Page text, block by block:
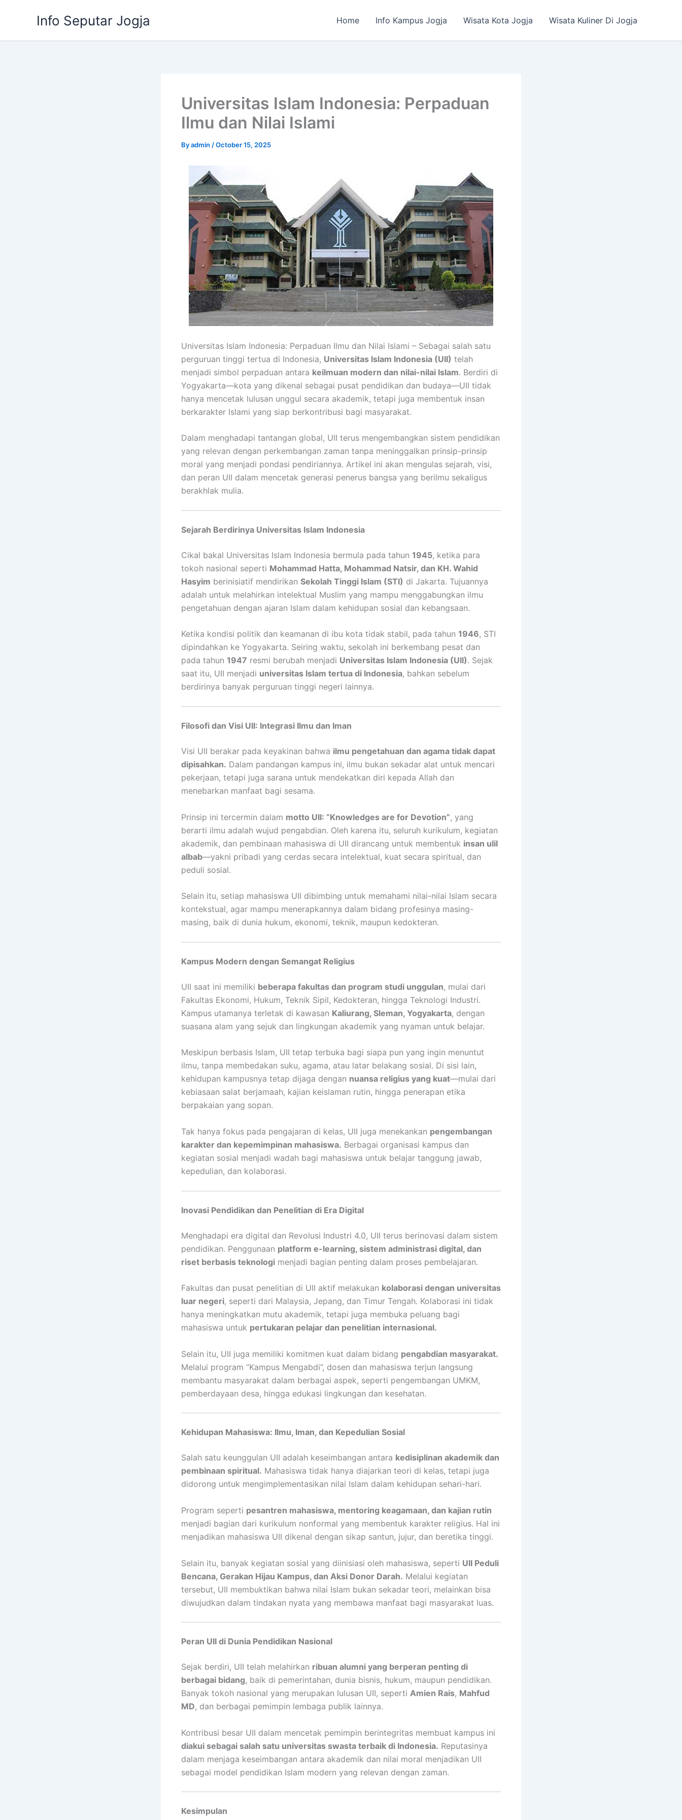
Info Seputar Jogja Home Info Kampus Jogja Wisata Kota Jogja Wisata Kuliner Di Jogja
Universitas Islam Indonesia: Perpaduan
Ilmu dan Nilai Islami
Byadmin /October 15, 2025
Universitas Islam Indonesia: Perpaduan Ilmu dan Nilai Islami – Sebagai salah satu
perguruan tinggi tertua di Indonesia, Universitas Islam Indonesia (UII) telah
menjadi simbol perpaduan antara keilmuan modern dan nilai-nilai Islam. Berdiri di
Yogyakarta—kota yang dikenal sebagai pusat pendidikan dan budaya—UII tidak
hanya mencetak lulusan unggul secara akademik, tetapi juga membentuk insan
berkarakter Islami yang siap berkontribusi bagi masyarakat.
Dalam menghadapi tantangan global, UII terus mengembangkan sistem pendidikan
yang relevan dengan perkembangan zaman tanpa meninggalkan prinsip-prinsip
moral yang menjadi pondasi pendiriannya. Artikel ini akan mengulas sejarah, visi,
dan peran UII dalam mencetak generasi penerus bangsa yang berilmu sekaligus
berakhlak mulia.
Sejarah Berdirinya Universitas Islam Indonesia
Cikal bakal Universitas Islam Indonesia bermula pada tahun 1945, ketika para
tokoh nasional seperti Mohammad Hatta, Mohammad Natsir, dan KH. Wahid
Hasyim berinisiatif mendirikan Sekolah Tinggi Islam (STI) di Jakarta. Tujuannya
adalah untuk melahirkan intelektual Muslim yang mampu menggabungkan ilmu
pengetahuan dengan ajaran Islam dalam kehidupan sosial dan kebangsaan.
Ketika kondisi politik dan keamanan di ibu kota tidak stabil, pada tahun 1946, STI
dipindahkan ke Yogyakarta. Seiring waktu, sekolah ini berkembang pesat dan
pada tahun 1947 resmi berubah menjadi Universitas Islam Indonesia (UII). Sejak
saat itu, UII menjadi universitas Islam tertua di Indonesia, bahkan sebelum
berdirinya banyak perguruan tinggi negeri lainnya.
Filosofi dan Visi UII: Integrasi Ilmu dan Iman
Visi UII berakar pada keyakinan bahwa ilmu pengetahuan dan agama tidak dapat
dipisahkan. Dalam pandangan kampus ini, ilmu bukan sekadar alat untuk mencari
pekerjaan, tetapi juga sarana untuk mendekatkan diri kepada Allah dan
menebarkan manfaat bagi sesama.
Prinsip ini tercermin dalam motto UII: “Knowledges are for Devotion”, yang
berarti ilmu adalah wujud pengabdian. Oleh karena itu, seluruh kurikulum, kegiatan
akademik, dan pembinaan mahasiswa di UII dirancang untuk membentuk insan ulil
albab—yakni pribadi yang cerdas secara intelektual, kuat secara spiritual, dan
peduli sosial.
Selain itu, setiap mahasiswa UII dibimbing untuk memahami nilai-nilai Islam secara
kontekstual, agar mampu menerapkannya dalam bidang profesinya masing-
masing, baik di dunia hukum, ekonomi, teknik, maupun kedokteran.
Kampus Modern dengan Semangat Religius
UII saat ini memiliki beberapa fakultas dan program studi unggulan, mulai dari
Fakultas Ekonomi, Hukum, Teknik Sipil, Kedokteran, hingga Teknologi Industri.
Kampus utamanya terletak di kawasan Kaliurang, Sleman, Yogyakarta, dengan
suasana alam yang sejuk dan lingkungan akademik yang nyaman untuk belajar.
Meskipun berbasis Islam, UII tetap terbuka bagi siapa pun yang ingin menuntut
ilmu, tanpa membedakan suku, agama, atau latar belakang sosial. Di sisi lain,
kehidupan kampusnya tetap dijaga dengan nuansa religius yang kuat—mulai dari
kebiasaan salat berjamaah, kajian keislaman rutin, hingga penerapan etika
berpakaian yang sopan.
Tak hanya fokus pada pengajaran di kelas, UII juga menekankan pengembangan
karakter dan kepemimpinan mahasiswa. Berbagai organisasi kampus dan
kegiatan sosial menjadi wadah bagi mahasiswa untuk belajar tanggung jawab,
kepedulian, dan kolaborasi.
Inovasi Pendidikan dan Penelitian di Era Digital
Menghadapi era digital dan Revolusi Industri 4.0, UII terus berinovasi dalam sistem
pendidikan. Penggunaan platform e-learning, sistem administrasi digital, dan
riset berbasis teknologi menjadi bagian penting dalam proses pembelajaran.
Fakultas dan pusat penelitian di UII aktif melakukan kolaborasi dengan universitas
luar negeri, seperti dari Malaysia, Jepang, dan Timur Tengah. Kolaborasi ini tidak
hanya meningkatkan mutu akademik, tetapi juga membuka peluang bagi
mahasiswa untuk pertukaran pelajar dan penelitian internasional.
Selain itu, UII juga memiliki komitmen kuat dalam bidang pengabdian masyarakat.
Melalui program “Kampus Mengabdi”, dosen dan mahasiswa terjun langsung
membantu masyarakat dalam berbagai aspek, seperti pengembangan UMKM,
pemberdayaan desa, hingga edukasi lingkungan dan kesehatan.
Kehidupan Mahasiswa: Ilmu, Iman, dan Kepedulian Sosial
Salah satu keunggulan UII adalah keseimbangan antara kedisiplinan akademik dan
pembinaan spiritual. Mahasiswa tidak hanya diajarkan teori di kelas, tetapi juga
didorong untuk mengimplementasikan nilai Islam dalam kehidupan sehari-hari.
Program seperti pesantren mahasiswa, mentoring keagamaan, dan kajian rutin
menjadi bagian dari kurikulum nonformal yang membentuk karakter religius. Hal ini
menjadikan mahasiswa UII dikenal dengan sikap santun, jujur, dan beretika tinggi.
Selain itu, banyak kegiatan sosial yang diinisiasi oleh mahasiswa, seperti UII Peduli
Bencana, Gerakan Hijau Kampus, dan Aksi Donor Darah. Melalui kegiatan
tersebut, UII membuktikan bahwa nilai Islam bukan sekadar teori, melainkan bisa
diwujudkan dalam tindakan nyata yang membawa manfaat bagi masyarakat luas.
Peran UII di Dunia Pendidikan Nasional
Sejak berdiri, UII telah melahirkan ribuan alumni yang berperan penting di
berbagai bidang, baik di pemerintahan, dunia bisnis, hukum, maupun pendidikan.
Banyak tokoh nasional yang merupakan lulusan UII, seperti Amien Rais, Mahfud
MD, dan berbagai pemimpin lembaga publik lainnya.
Kontribusi besar UII dalam mencetak pemimpin berintegritas membuat kampus ini
diakui sebagai salah satu universitas swasta terbaik di Indonesia. Reputasinya
dalam menjaga keseimbangan antara akademik dan nilai moral menjadikan UII
sebagai model pendidikan Islam modern yang relevan dengan zaman.
Kesimpulan